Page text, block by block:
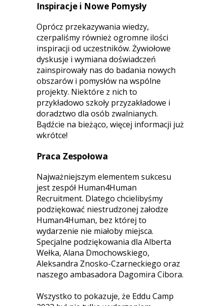
Inspiracje i Nowe Pomysły
Oprócz przekazywania wiedzy,
czerpaliśmy również ogromne ilości
inspiracji od uczestników. Żywiołowe
dyskusje i wymiana doświadczeń
zainspirowały nas do badania nowych
obszarów i pomysłów na wspólne
projekty. Niektóre z nich to
przykładowo szkoły przyzakładowe i
doradztwo dla osób zwalnianych.
Bądźcie na bieżąco, więcej informacji już
wkrótce!
Praca Zespołowa
Najważniejszym elementem sukcesu
jest zespół Human4Human
Recruitment. Dlatego chcielibyśmy
podziękować niestrudzonej załodze
Human4Human, bez której to
wydarzenie nie miałoby miejsca.
Specjalne podziękowania dla Alberta
Wełka, Alana Dmochowskiego,
Aleksandra Znosko-Czarneckiego oraz
naszego ambasadora Dagomira Cibora.
Wszystko to pokazuje, że Eddu Camp